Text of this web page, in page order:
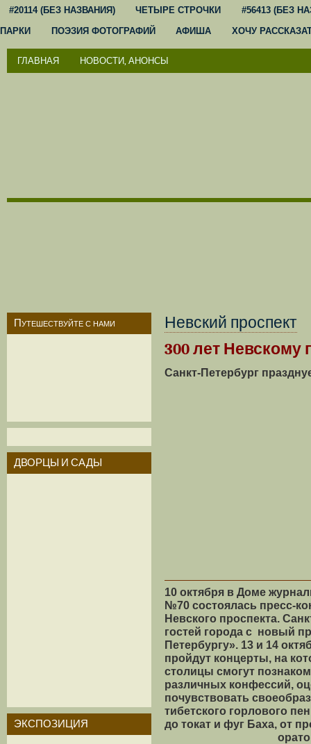
#20114 (БЕЗ НАЗВАНИЯ) ЧЕТЫРЕ СТРОЧКИ
#56413 (БЕЗ
ПАРКИ
ПОЭЗИЯ ФОТОГРАФИЙ АФИША ХОЧУ
ГЛАВНАЯ НОВОСТИ, АНОНСЫ
Невский проспект
300 лет Невскому
Санкт-Петербург
10 октября в Доме
№70 состоялась пресс-
Невского проспекта.
гостей города с новый
Петербургу». 13 и 14
пройдут концерты, на
столицы смогут
различных конфессий,
почувствовать
тибетского горлового
до токат и фуг Баха, от
Путешествуйте с нами
ДВОРЦЫ И САДЫ
ЭКСПОЗИЦИЯ